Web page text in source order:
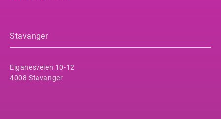
Stavanger
Eiganesveien 10-12
4008 Stavanger